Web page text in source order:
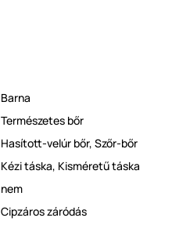
Barna
Természetes bőr
Hasított-velúr bőr, Szőr-bőr
Kézi táska, Kisméretű táska
nem
Cipzáros záródás